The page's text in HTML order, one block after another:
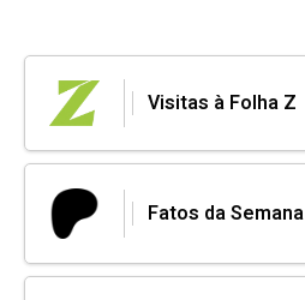
Visitas à Folha Z
Fatos da Semana